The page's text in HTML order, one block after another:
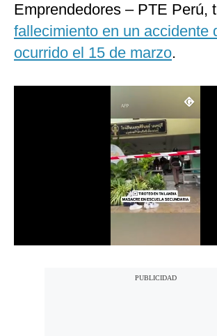
Club del Suscriptor
Emprendedores – PTE Perú,
fallecimiento en un accidente
ocurrido el 15 de marzo.